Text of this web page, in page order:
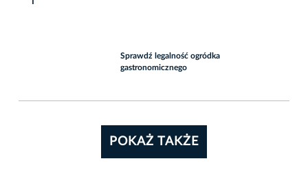
Sprawdź legalność ogródka
gastronomicznego
POKAŻ TAKŻE